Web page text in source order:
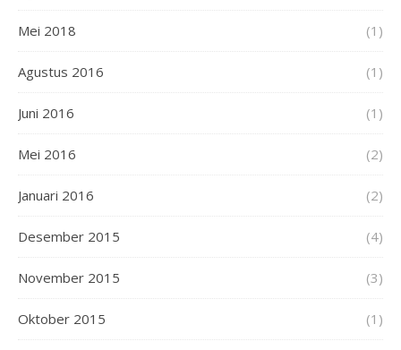
Mei 2018 (1)
Agustus 2016 (1)
Juni 2016 (1)
Mei 2016 (2)
Januari 2016 (2)
Desember 2015 (4)
November 2015 (3)
Oktober 2015 (1)